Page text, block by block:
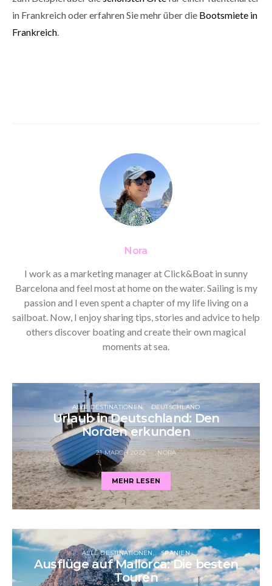
in Frankreich oder erfahren Sie mehr über die Bootsmiete in
Frankreich.
Nora
I work as a marketing manager at Click&Boat in sunny
Barcelona and feel most at home on the water. Sailing is my
passion and I even spent a chapter of my life living on a
sailboat. Now, I enjoy sharing tips, stories and advice to help
others discover boating and create their own magical
moments at sea.
ALLE DESTINATIONEN DEUTSCHLAND
Urlaub in Deutschland: Den
Norden erkunden
21 MARCH 2022 NORA
MEHR LESEN
ALLE DESTINATIONEN SPANIEN
Ausflüge auf Mallorca: Die besten
Touren